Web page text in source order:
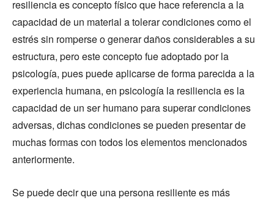
resiliencia es concepto físico que hace referencia a la
capacidad de un material a tolerar condiciones como el
estrés sin romperse o generar daños considerables a su
estructura, pero este concepto fue adoptado por la
psicología, pues puede aplicarse de forma parecida a la
experiencia humana, en psicología la resiliencia es la
capacidad de un ser humano para superar condiciones
adversas, dichas condiciones se pueden presentar de
muchas formas con todos los elementos mencionados
anteriormente.
Se puede decir que una persona resiliente es más